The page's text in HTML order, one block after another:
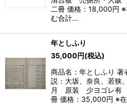
二冊 価格：18,000円
む合計…
年としふり
35,000円(税込)
商品名：年としふり 著
説：大坂、奈良、若狭
月 原装 少ヨゴレ有
冊 価格：35,000円 ※